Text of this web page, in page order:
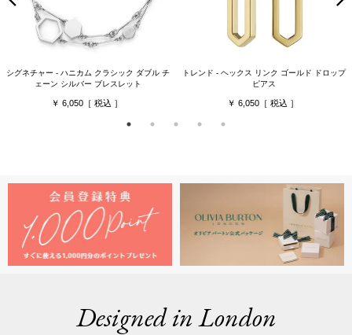
シグネチャー - ハニカム クラシック ダブル チ
ェーン シルバー ブレスレット
6,050
トレンド - ヘックス リンク ゴールド ドロップ
ピアス
6,050
Designed in London